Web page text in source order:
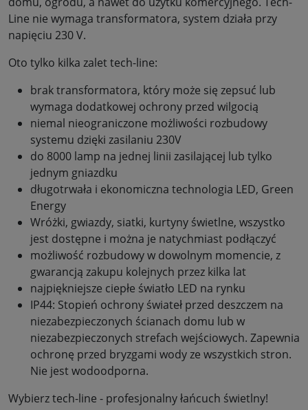
Line nie wymaga transformatora, system działa przy
napięciu 230 V.
Oto tylko kilka zalet tech-line:
brak transformatora, który może się zepsuć lub
wymaga dodatkowej ochrony przed wilgocią
niemal nieograniczone możliwości rozbudowy
systemu dzięki zasilaniu 230V
do 8000 lamp na jednej linii zasilającej lub tylko
jednym gniazdku
długotrwała i ekonomiczna technologia LED, Green
Energy
Wróżki, gwiazdy, siatki, kurtyny świetlne, wszystko
jest dostępne i można je natychmiast podłączyć
możliwość rozbudowy w dowolnym momencie, z
gwarancją zakupu kolejnych przez kilka lat
najpiękniejsze ciepłe światło LED na rynku
IP44: Stopień ochrony świateł przed deszczem na
niezabezpieczonych ścianach domu lub w
niezabezpieczonych strefach wejściowych. Zapewnia
ochronę przed bryzgami wody ze wszystkich stron.
Nie jest wodoodporna.
Wybierz tech-line - profesjonalny łańcuch świetlny!